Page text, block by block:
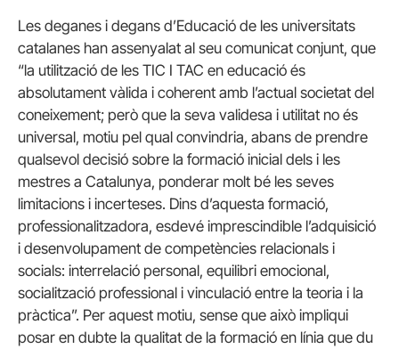
Les deganes i degans d’Educació de les universitats
catalanes han assenyalat al seu comunicat conjunt, que
“la utilització de les TIC I TAC en educació és
absolutament vàlida i coherent amb l’actual societat del
coneixement; però que la seva validesa i utilitat no és
universal, motiu pel qual convindria, abans de prendre
qualsevol decisió sobre la formació inicial dels i les
mestres a Catalunya, ponderar molt bé les seves
limitacions i incerteses. Dins d’aquesta formació,
professionalitzadora, esdevé imprescindible l’adquisició
i desenvolupament de competències relacionals i
socials: interrelació personal, equilibri emocional,
socialització professional i vinculació entre la teoria i la
pràctica”. Per aquest motiu, sense que això impliqui
posar en dubte la qualitat de la formació en línia que du